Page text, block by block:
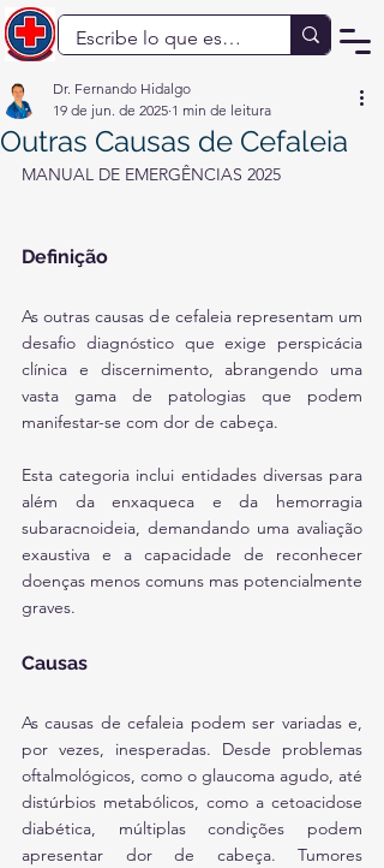
Outras Causas de Cefaleia
Dr. Fernando Hidalgo
19 de jun. de 2025 1 min de leitura
MANUAL DE EMERGÊNCIAS 2025
Definição
As outras causas de cefaleia representam um
desafio diagnóstico que exige perspicácia
clínica e discernimento, abrangendo uma
vasta gama de patologias que podem
manifestar-se com dor de cabeça.
Esta categoria inclui entidades diversas para
além da enxaqueca e da hemorragia
subaracnoideia, demandando uma avaliação
exaustiva e a capacidade de reconhecer
doenças menos comuns mas potencialmente
graves.
Causas
As causas de cefaleia podem ser variadas e,
por vezes, inesperadas. Desde problemas
oftalmológicos, como o glaucoma agudo, até
distúrbios metabólicos, como a cetoacidose
diabética, múltiplas condições podem
apresentar dor de cabeça. Tumores